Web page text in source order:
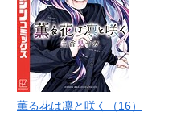
薫る花は凛と咲く（16）